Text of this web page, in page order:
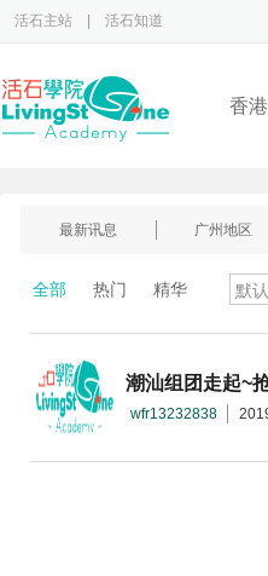
活石主站 活石知道
香
最新讯息 广州地区
全部 热门 精华
潮汕组团走起~
wfr13232838